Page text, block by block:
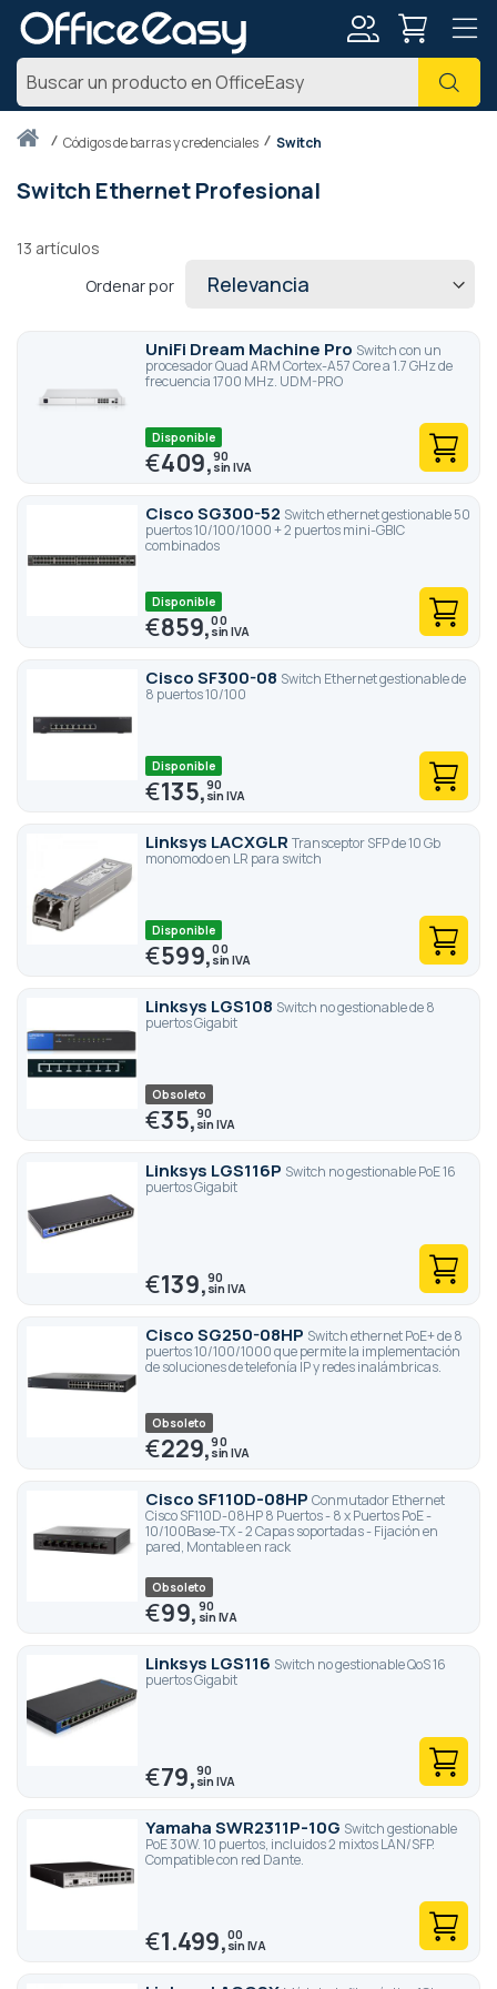
Iniciocódigos de barras y credenciales Switch
Switch Ethernet Profesional
13 artículos
Ordenar por
UniFi Dream Machine Pro Switch con un
procesador Quad ARM Cortex-A57 Core a 1.7 GHz de
frecuencia 1700 MHz. UDM-PRO
Disponible
€409,90
Cisco SG300-52 Switch ethernet gestionable 50
puertos 10/100/1000 + 2 puertos mini-GBIC
combinados
Disponible
€859,00
Cisco SF300-08 Switch Ethernet gestionable de
8 puertos 10/100
Disponible
€135,90
Linksys LACXGLR Transceptor SFP de 10 Gb
monomodo en LR para switch
Disponible
€599,00
Linksys LGS108 Switch no gestionable de 8
puertos Gigabit
Obsoleto
€35,90
Linksys LGS116P Switch no gestionable PoE 16
puertos Gigabit
€139,90
Cisco SG250-08HP Switch ethernet PoE+ de 8
puertos 10/100/1000 que permite la implementación
de soluciones de telefonía IP y redes inalámbricas.
Obsoleto
€229,90
Cisco SF110D-08HP Conmutador Ethernet
Cisco SF110D-08HP 8 Puertos - 8 x Puertos PoE -
10/100Base-TX - 2 Capas soportadas - Fijación en
pared, Montable en rack
Obsoleto
€99,90
Linksys LGS116 Switch no gestionable QoS 16
puertos Gigabit
€79,90
Yamaha SWR2311P-10G Switch gestionable
PoE 30W. 10 puertos, incluidos 2 mixtos LAN/SFP.
Compatible con red Dante.
€1.499,00